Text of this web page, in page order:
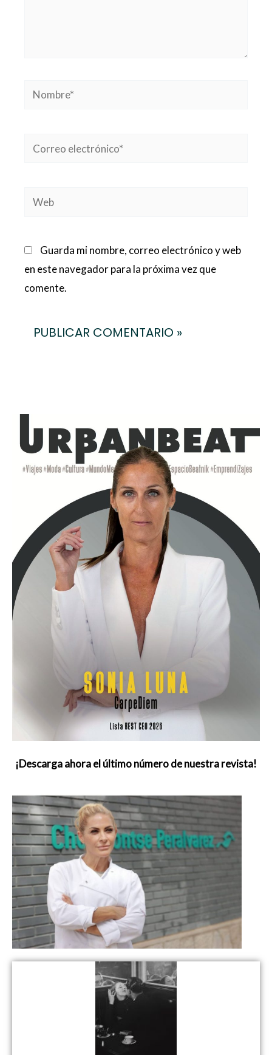
Nombre*
Correo
Web
Guarda mi nombre, correo electrónico y web
en este navegador para la próxima vez que
comente.
¡Descarga ahora el último número de nuestra revista!